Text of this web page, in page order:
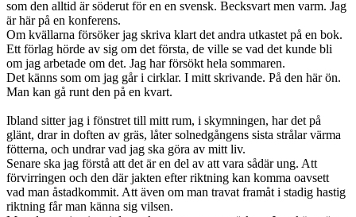
som den alltid är söderut för en en svensk. Becksvart men varm. Jag
är här på en konferens.
Om kvällarna försöker jag skriva klart det andra utkastet på en bok.
Ett förlag hörde av sig om det första, de ville se vad det kunde bli
om jag arbetade om det. Jag har försökt hela sommaren.
Det känns som om jag går i cirklar. I mitt skrivande. På den här ön.
Man kan gå runt den på en kvart.
Ibland sitter jag i fönstret till mitt rum, i skymningen, har det på
glänt, drar in doften av gräs, låter solnedgångens sista strålar värma
fötterna, och undrar vad jag ska göra av mitt liv.
Senare ska jag förstå att det är en del av att vara sådär ung. Att
förvirringen och den där jakten efter riktning kan komma oavsett
vad man åstadkommit. Att även om man travat framåt i stadig hastig
riktning får man känna sig vilsen.